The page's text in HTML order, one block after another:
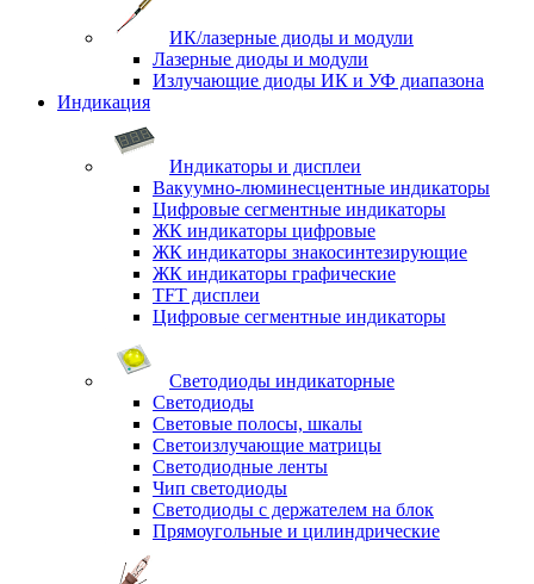
ИК/лазерные диоды и модули
Лазерные диоды и модули
Излучающие диоды ИК и УФ диапазона
Индикация
Индикаторы и дисплеи
Вакуумно-люминесцентные индикаторы
Цифровые сегментные индикаторы
ЖК индикаторы цифровые
ЖК индикаторы знакосинтезирующие
ЖК индикаторы графические
TFT дисплеи
Цифровые сегментные индикаторы
Светодиоды индикаторные
Светодиоды
Световые полосы, шкалы
Светоизлучающие матрицы
Светодиодные ленты
Чип светодиоды
Светодиоды с держателем на блок
Прямоугольные и цилиндрические